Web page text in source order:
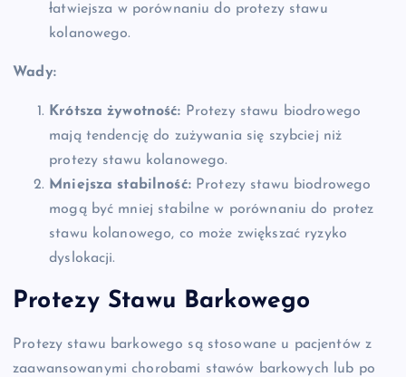
łatwiejsza w porównaniu do protezy stawu
kolanowego.
Wady:
Krótsza żywotność: Protezy stawu biodrowego
mają tendencję do zużywania się szybciej niż
protezy stawu kolanowego.
Mniejsza stabilność:Protezy stawu biodrowego
mogą być mniej stabilne w porównaniu do protez
stawu kolanowego, co może zwiększać ryzyko
dyslokacji.
Protezy Stawu Barkowego
Protezy stawu barkowego są stosowane u pacjentów z
zaawansowanymi chorobami stawów barkowych lub po